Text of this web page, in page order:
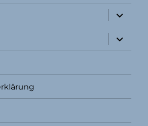
öffnen
öffnen